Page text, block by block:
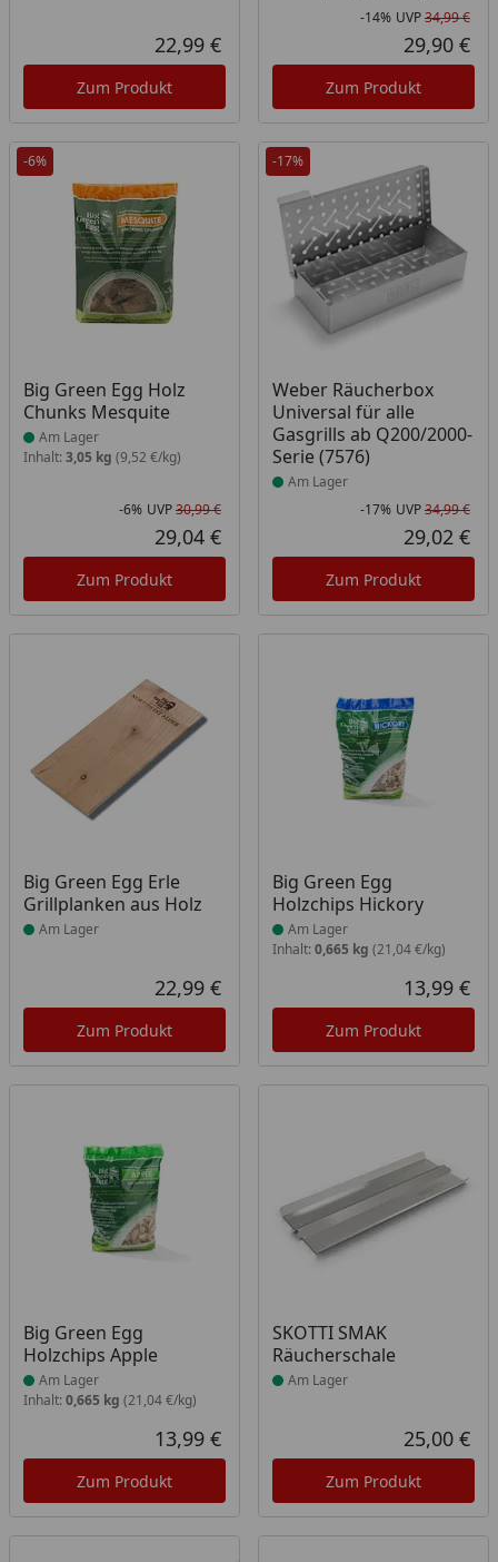
Aktueller Preis
22,99 €
Zum Produkt
-14% UVP34,99 €
29,90 €
Zum Produkt
-6%
Big Green Egg Holz
Chunks Mesquite
Produkt am Lager
Am Lager
Inhalt: 3,05 kg (9,52 €/kg)
Rabatt in Prozent
-6%
Ursprünglicher Preis
UVP30,99 €
Aktueller Preis
29,04 €
Zum Produkt
-17%
Weber Räucherbox
Universal für alle
Gasgrills ab Q200/2000-
Serie (7576)
Produkt am Lager
Am Lager
-17% UVP34,99 €
29,02 €
Zum Produkt
Big Green Egg Erle
Grillplanken aus Holz
Produkt am Lager
Am Lager
Aktueller Preis
22,99 €
Zum Produkt
Big Green Egg
Holzchips Hickory
Produkt am Lager
Am Lager
Inhalt: 0,665 kg (21,04 €/kg)
13,99 €
Zum Produkt
Big Green Egg
Holzchips Apple
Produkt am Lager
Am Lager
Inhalt: 0,665 kg (21,04 €/kg)
Aktueller Preis
13,99 €
Zum Produkt
SKOTTI SMAK
Räucherschale
Produkt am Lager
Am Lager
25,00 €
Zum Produkt